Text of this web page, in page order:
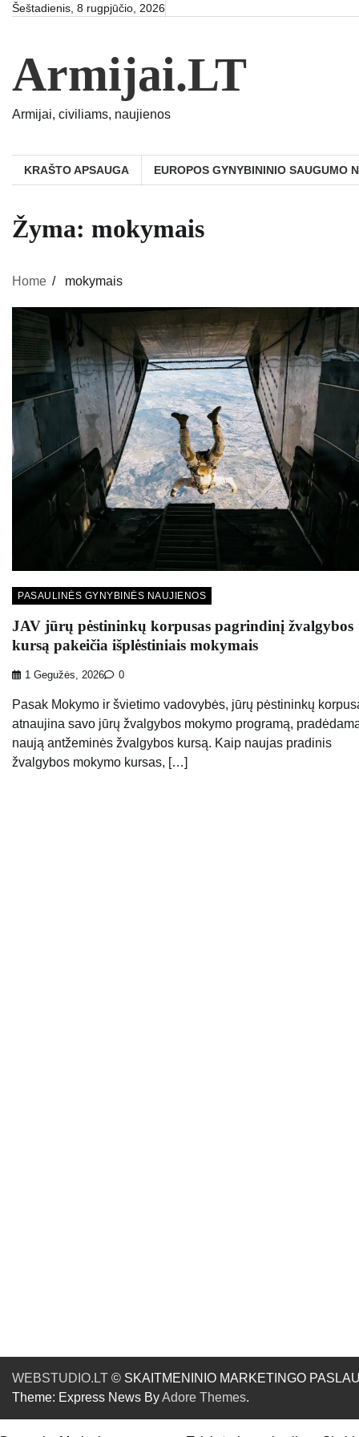
SkipŠeštadienis, 8 rugpjūčio, 2026
Armijai.LT
Armijai, civiliams, naujienos
KRAŠTO APSAUGA EUROPOS GYNYBININIO SAUGUMO
Žyma: mokymais
Home mokymais
PASAULINĖS GYNYBINĖS NAUJIENOS
JAV jūrų pėstininkų korpusas pagrindinį žvalgybos
kursą pakeičia išplėstiniais mokymais
1 Gegužės, 2026 0
Pasak Mokymo ir švietimo vadovybės, jūrų pėstininkų
atnaujina savo jūrų žvalgybos mokymo programą,
naują antžeminės žvalgybos kursą. Kaip naujas pradinis
žvalgybos mokymo kursas, […]
WEBSTUDIO.LT © SKAITMENINIO MARKETINGO
Theme: Express News ByAdore Themes.